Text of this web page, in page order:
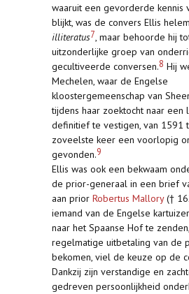
waaruit een gevorderde kennis
blijkt, was de convers Ellis
illiteratus7, maar behoorde hij
uitzonderlijke groep van
gecultiveerde conversen.8 Hij
Mechelen, waar de Engelse
kloostergemeenschap van
tijdens haar zoektocht naar een
definitief te vestigen, van 1591
zoveelste keer een voorlopig
gevonden.9
Ellis was ook een bekwaam
de prior-generaal in een brief
aan prior Robertus Mallory(†
iemand van de Engelse
naar het Spaanse Hof te
regelmatige uitbetaling van de
bekomen, viel de keuze op de
Dankzij zijn verstandige en
gedreven persoonlijkheid